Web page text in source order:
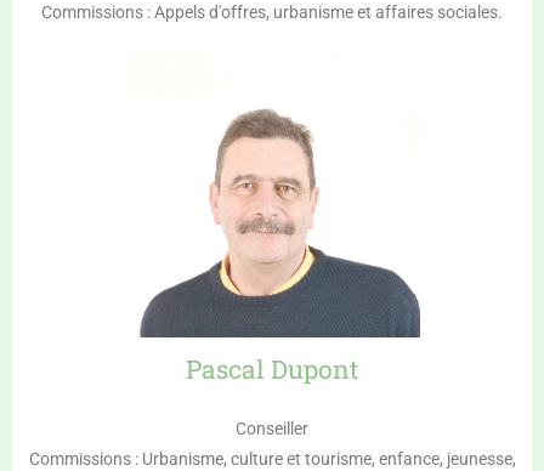
Commissions : Appels d'offres, urbanisme et affaires sociales.
Pascal Dupont
Conseiller
Commissions : Urbanisme, culture et tourisme, enfance, jeunesse,